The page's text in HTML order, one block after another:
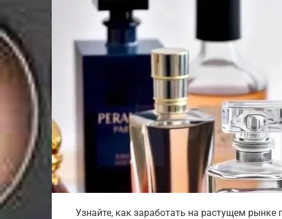
Узнайте, как заработать на растущем